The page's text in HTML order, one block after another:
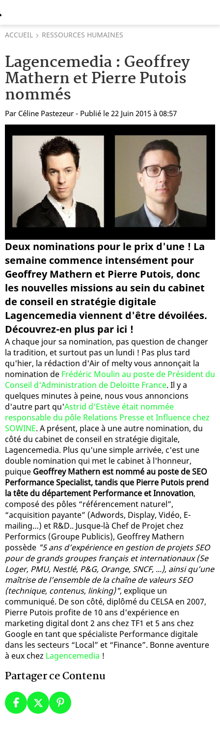
ACCUEIL RESSOURCES HUMAINES
Lagencemedia : Geoffrey
Mathern et Pierre Putois
nommés
Par Céline Pastezeur - Publié le 22 Juin 2015 à 08:57
Deux nominations pour le prix d'une ! La
semaine commence intensément pour
Geoffrey Mathern et Pierre Putois, donc
les nouvelles missions au sein du cabinet
de conseil en stratégie digitale
Lagencemedia viennent d'être dévoilées.
Découvrez-en plus par ici !
A chaque jour sa nomination, pas question de changer
la tradition, et surtout pas un lundi ! Pas plus tard
qu'hier, la rédaction d'Air of melty vous annonçait la
nomination de Frédéric Moulin au poste de Président du
Conseil d'Administration de Deloitte France. Il y a
quelques minutes à peine, nous vous annoncions
d'autre part qu'Astrid d'Estève était nommée
responsable du pôle Relations Presse et Influence chez
SOWINE. A présent, place à une autre nomination, du
côté du cabinet de conseil en stratégie digitale,
Lagencemedia. Plus qu'une simple arrivée, c'est une
double nomination qui met le cabinet à l'honneur,
puique Geoffrey Mathern est nommé au poste de SEO
Performance Specialist, tandis que Pierre Putois prend
la tête du département Performance et Innovation,
composé des pôles “référencement naturel”,
“acquisition payante” (Adwords, Display, Vidéo, E-
mailing…) et R&D.. Jusque-là Chef de Projet chez
Performics (Groupe Publicis), Geoffrey Mathern
possède "5 ans d’expérience en gestion de projets SEO
pour de grands groupes français et internationaux (Se
Loger, PMU, Nestlé, P&G, Orange, SNCF, ...), ainsi qu’une
maîtrise de l’ensemble de la chaîne de valeurs SEO
(technique, contenus, linking)", explique un
communiqué. De son côté, diplômé du CELSA en 2007,
Pierre Putois profite de 10 ans d'expérience en
marketing digital dont 2 ans chez TF1 et 5 ans chez
Google en tant que spécialiste Performance digitale
dans les secteurs “Local” et “Finance”. Bonne aventure
à eux chez Lagencemedia !
Partager ce Contenu